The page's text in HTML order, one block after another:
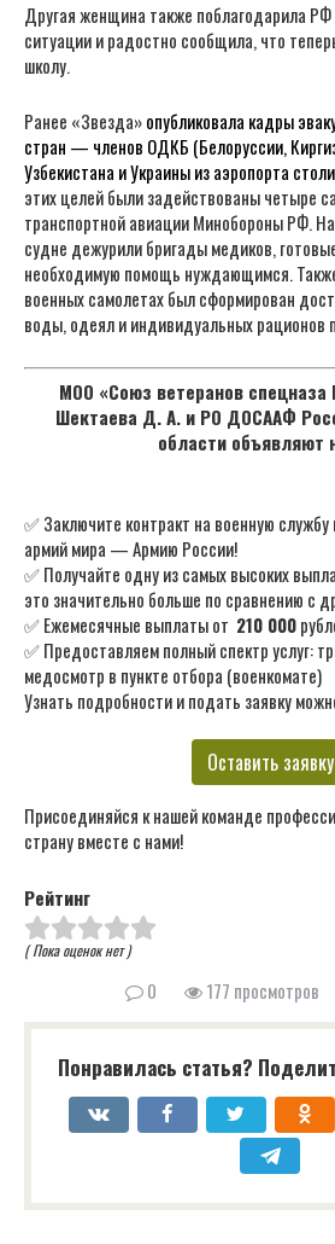
Другая женщина также поблагодарила
ситуации и радостно сообщила, что
школу.
Ранее «Звезда»опубликовала кадры
стран — членов ОДКБ (Белоруссии,
Узбекистана и Украины из аэропорта
этих целей были задействованы четыре
транспортной авиации Минобороны РФ.
судне дежурили бригады медиков,
необходимую помощь нуждающимся.
военных самолетах был сформирован
воды, одеял и индивидуальных рационов
МОО «Союз ветеранов спецназа
Шектаева Д. А. и РО ДОСААФ
области объявляют
✅ Заключите контракт на военную
армий мира — Армию России!
✅ Получайте одну из самых высоких
это значительно больше по сравнению с
✅ Ежемесячные выплаты от 210 000
✅ Предоставляем полный спектр услуг:
медосмотр в пункте отбора (военкомате)
Узнать подробности и подать заявку
Оставить заявку
Присоединяйся к нашей команде
страну вместе с нами!
Рейтинг
( Пока оценок нет )
0 177 просмотров
Понравилась статья?